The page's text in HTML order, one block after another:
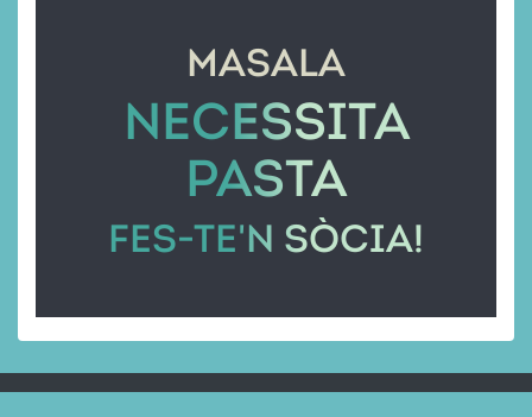
MASALA
NECESSITA
PASTA
FES-TE'N SÒCIA!